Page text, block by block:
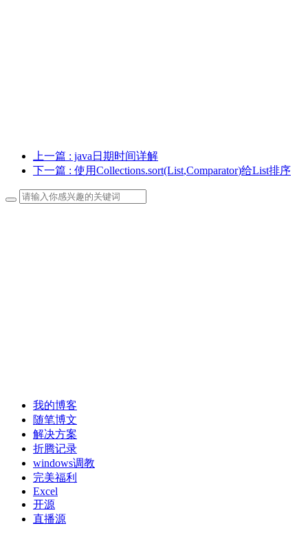
上一篇 : java日期时间详解
下一篇 : 使用Collections.sort(List,Comparator)给List排序
我的博客
随笔博文
解决方案
折腾记录
windows调教
完美福利
Excel
开源
直播源